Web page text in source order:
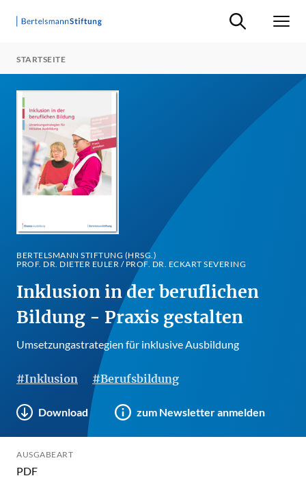
Suche ein-/
STARTSEITE
BERTELSMANN STIFTUNG (HRSG.)
PROF. DR. DIETER EULER / PROF. DR. ECKART SEVERING
Inklusion in der beruflichen
Bildung - Praxis gestalten
Umsetzungastrategien für inklusive Ausbildung
#Inklusion #Berufsbildung
Download zum Newsletter anmelden
AUSGABEART
PDF